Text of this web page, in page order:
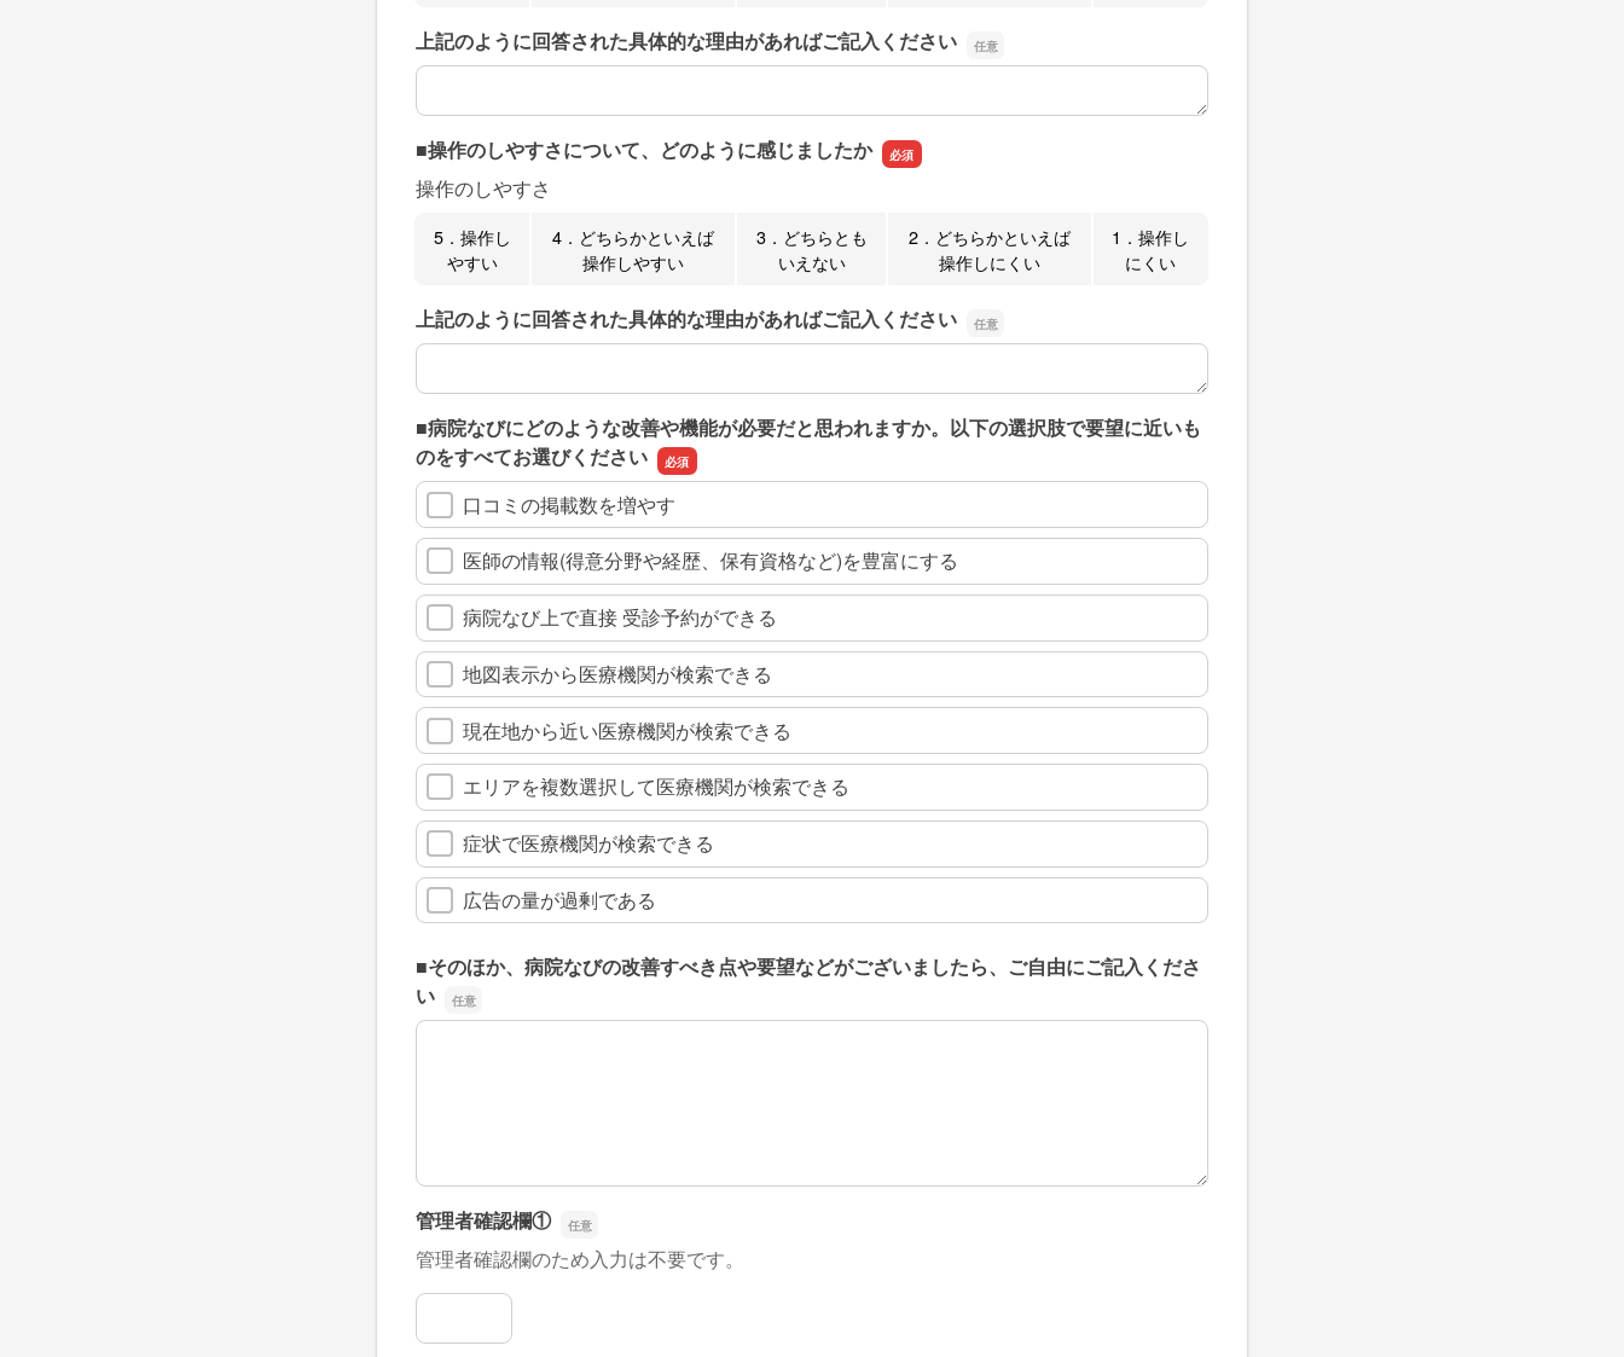
上記のように回答された具体的な理由があればご記入ください
上記のように回答された具体的な理由があればご記入ください
■操作のしやすさについて、どのように感じましたか
操作のしやすさ
5．操作し
やすい
4．どちらかといえば
操作しやすい
3．どちらとも
いえない
2．どちらかといえば
操作しにくい
1．操作し
にくい
上記のように回答された具体的な理由があればご記入ください
上記のように回答された具体的な理由があればご記入ください
■病院なびにどのような改善や機能が必要だと思われますか。以下の選択肢で要望に近いも
のをすべてお選びください
口コミの掲載数を増やす
医師の情報(得意分野や経歴、保有資格など)を豊富にする
病院なび上で直接 受診予約ができる
地図表示から医療機関が検索できる
現在地から近い医療機関が検索できる
エリアを複数選択して医療機関が検索できる
症状で医療機関が検索できる
広告の量が過剰である
■そのほか、病院なびの改善すべき点や要望などがございましたら、ご自由にご記入くださ
い
■そのほか、病院なびの改善すべき点や要望などがございましたら、ご自由にご記入ください
管理者確認欄①
管理者確認欄のため入力は不要です。
管理者確認欄①